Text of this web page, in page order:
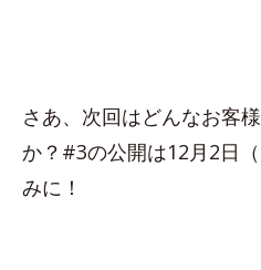
さあ、次回はどんなお客
か？#3の公開は12月2日
みに！